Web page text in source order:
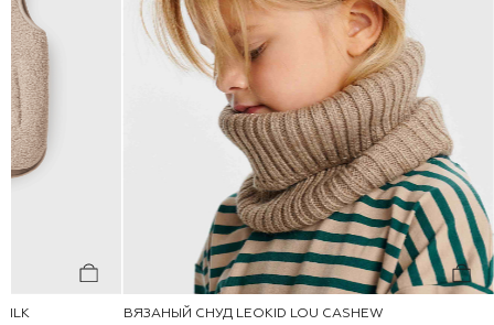
ВЯЗАНЫЙ СНУД LEOKID LOU CASHEW